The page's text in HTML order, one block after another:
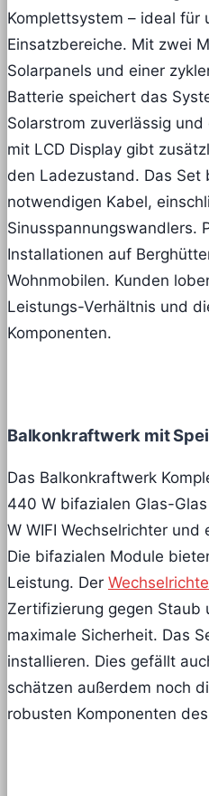
Komplettsystem – ideal für
Einsatzbereiche. Mit zwei
Solarpanels und einer
Batterie speichert das
Solarstrom zuverlässig
mit LCD Display gibt
den Ladezustand. Das Set
notwendigen Kabel,
Sinusspannungswandlers.
Installationen auf
Wohnmobilen. Kunden
Leistungs-Verhältnis und
Komponenten.
Balkonkraftwerk mit
Das Balkonkraftwerk
440 W bifazialen Glas-
W WIFI Wechselrichter und
Die bifazialen Module
Leistung. Der
Zertifizierung gegen Staub
maximale Sicherheit. Das
installieren. Dies gefällt
schätzen außerdem noch
robusten Komponenten